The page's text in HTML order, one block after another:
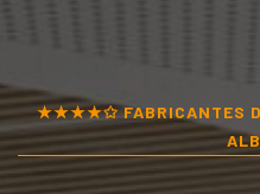
★★★★✩ FABRICANTES